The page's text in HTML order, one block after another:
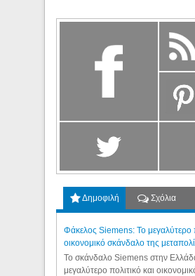
Δημοφιλή Σχόλια
Φάκελος Siemens: Το μεγαλύτερο
οικονομικό σκάνδαλο της
Το σκάνδαλο Siemens στην Ελλάδα
μεγαλύτερο πολιτικό και